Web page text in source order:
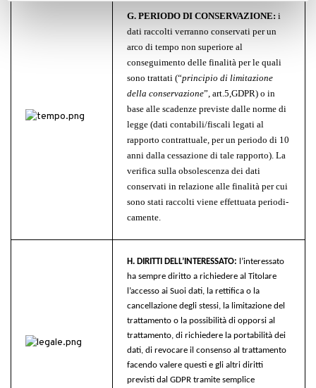
G. PERIODO DI CONSERVAZIONE: i
dati raccolti verranno conservati per un
arco di tempo non superiore al
conseguimento delle finalità per le quali
sono trattati (“principio di limitazione
della conservazione”, art.5, GDPR) o in
base alle scadenze previste dalle norme di
legge (dati contabili/fiscali legati al
rapporto contrattuale, per un periodo di 10
anni dalla cessazione di tale rapporto). La
verifica sulla obsolescenza dei dati
conservati in relazione alle finalità per cui
sono stati raccolti viene effettuata periodi­
camente.
H. DIRITTI DELL’INTERESSATO: l’interessato
ha sempre diritto a richiedere al Titolare
l’accesso ai Suoi dati, la rettifica o la
cancellazione degli stessi, la limitazione del
trattamento o la possibilità di opporsi al
trattamento, di richiedere la portabilità dei
dati, di revocare il consenso al trattamento
facendo valere questi e gli altri diritti
previsti dal GDPR tramite semplice